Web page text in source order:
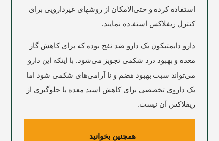
استفاده کرده و حتی‌الامکان از روشهای غیردارویی برای
کنترل ریفلاکس استفاده نمایند.
دارو دایمتیکون یک دارو ضد نفخ بوده که برای کاهش گاز
معده و بهبود درد شکمی تجویز می‌شود. با اینکه این دارو
می‌تواند سبب بهبود هضم و نا آرامی‌های شکمی شود اما
یک داروی تخصصی برای کاهش اسید معده یا جلوگیری از
ریفلاکس آن نیست.
همچنین بخوانید